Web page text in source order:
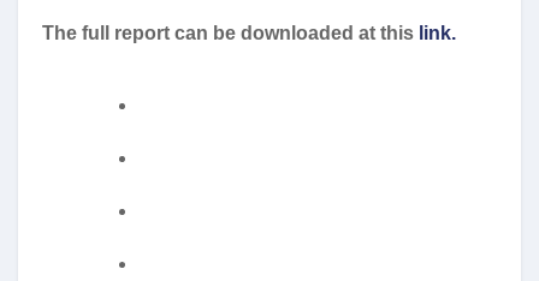
The full report can be downloaded at this link.